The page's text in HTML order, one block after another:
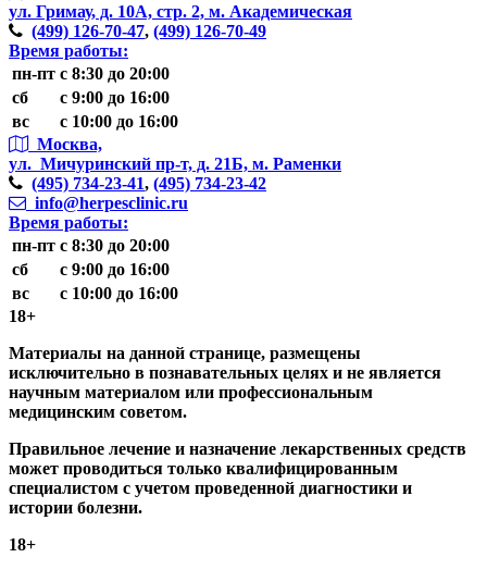
ул. Гримау, д. 10А, стр. 2, м. Академическая
(499) 126-70-47, (499) 126-70-49
Время работы:
пн-пт с 8:30 до 20:00
сб
с 9:00 до 16:00
вс
с 10:00 до 16:00
Москва,
ул. Мичуринский пр-т, д. 21Б, м. Раменки
(495) 734-23-41, (495) 734-23-42
info@herpesclinic.ru
Время работы:
пн-пт с 8:30 до 20:00
сб
с 9:00 до 16:00
вс
с 10:00 до 16:00
18+
Материалы на данной странице, размещены
исключительно в познавательных целях и не является
научным материалом или профессиональным
медицинским советом.
Правильное лечение и назначение лекарственных средств
может проводиться только квалифицированным
специалистом с учетом проведенной диагностики и
истории болезни.
18+